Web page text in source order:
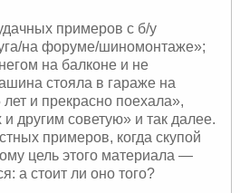
примеров с б/у
на форуме/шиномонтаже»;
на балконе и не
стояла в гараже на
и прекрасно поехала»,
другим советую» и так далее.
примеров, когда скупой
цель этого материала —
а стоит ли оно того?